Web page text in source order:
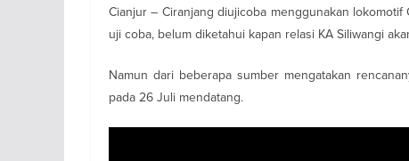
Cianjur – Ciranjang diujicoba menggunakan
uji coba, belum diketahui kapan relasi KA Siliwangi
Namun dari beberapa sumber mengatakan
pada 26 Juli mendatang.